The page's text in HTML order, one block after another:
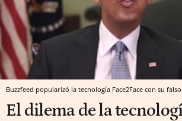
Buzzfeed popularizó la tecnología Face2Face con su
El dilema de la